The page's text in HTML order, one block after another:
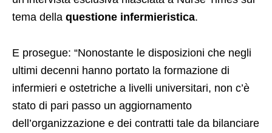
tema della questione infermieristica.
E prosegue: “Nonostante le disposizioni che negli
ultimi decenni hanno portato la formazione di
infermieri e ostetriche a livelli universitari, non c’è
stato di pari passo un aggiornamento
dell’organizzazione e dei contratti tale da bilanciare